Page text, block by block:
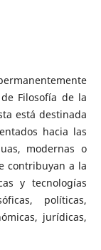
Filosofía de la
está destinada
hacia las
modernas o
contribuyan a la
y tecnologías
políticas,
jurídicas,